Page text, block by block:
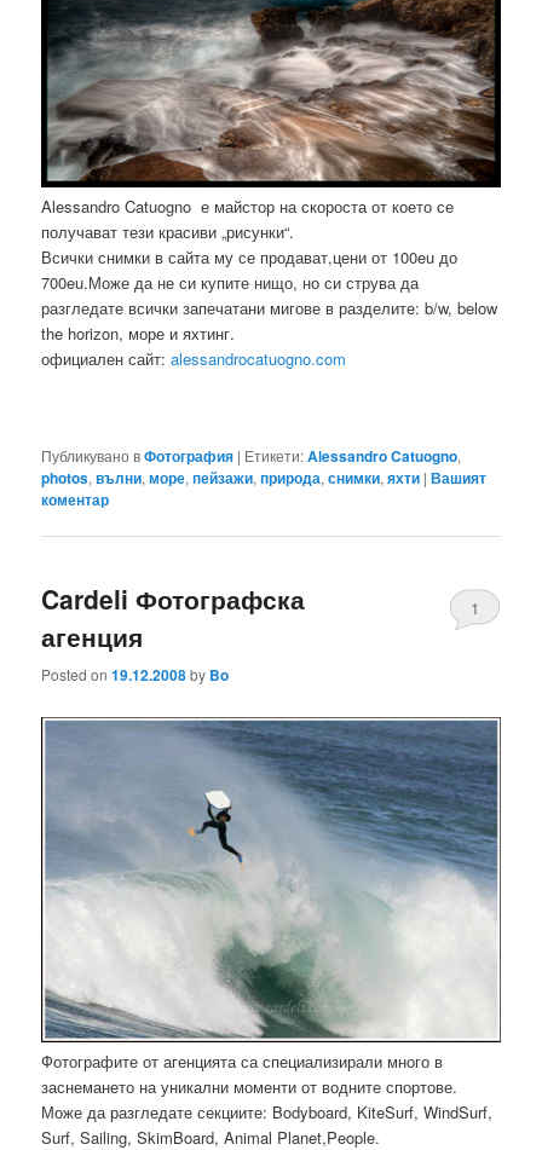
Alessandro Catuogno е майстор на скороста от което се
получават тези красиви „рисунки“.
Всички снимки в сайта му се продават,цени от 100eu до
700eu.Може да не си купите нищо, но си струва да
разгледате всички запечатани мигове в разделите: b/w, below
the horizon, море и яхтинг.
официален сайт:alessandrocatuogno.com
Публикувано вФотография | Етикети:Alessandro Catuogno,
photos,вълни,море,пейзажи,природа,снимки,яхти |Вашият
коментар
Cardeli Фотографска
агенция
Posted on19.12.2008by Bo
1
Фотографите от агенцията са специализирали много в
заснемането на уникални моменти от водните спортове.
Може да разгледате секциите: Bodyboard, KiteSurf, WindSurf,
Surf, Sailing, SkimBoard, Animal Planet,People.